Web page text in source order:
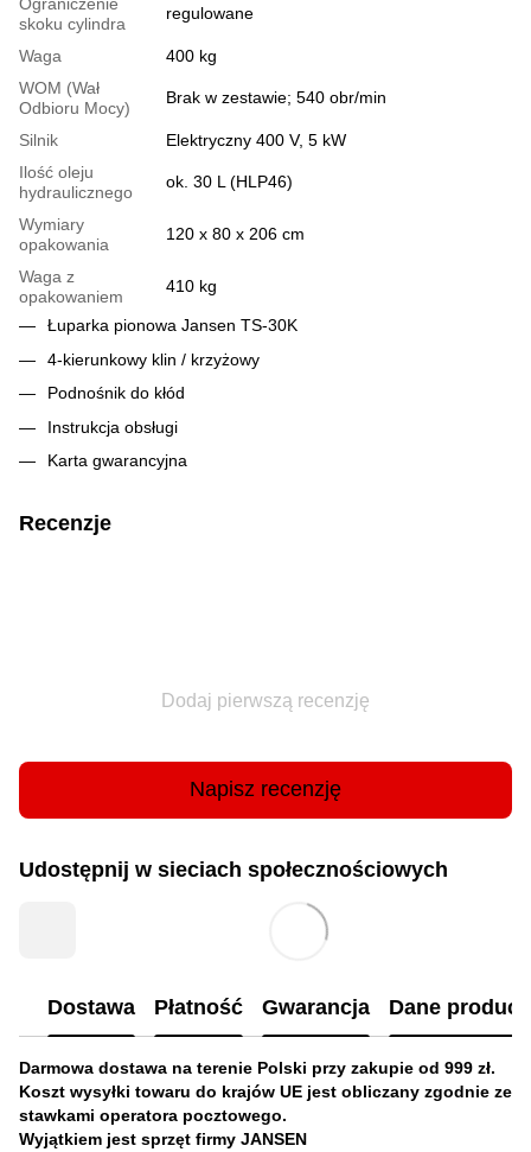
Ograniczenie
skoku cylindra
regulowane
Waga
400 kg
WOM (Wał
Odbioru Mocy)
Brak w zestawie; 540 obr/min
Silnik
Elektryczny 400 V, 5 kW
Ilość oleju
hydraulicznego
ok. 30 L (HLP46)
Wymiary
opakowania
120 x 80 x 206 cm
Waga z
opakowaniem
410 kg
Łuparka pionowa Jansen TS-30K
4-kierunkowy klin / krzyżowy
Podnośnik do kłód
Instrukcja obsługi
Karta gwarancyjna
Recenzje
Dodaj pierwszą recenzję
Napisz recenzję
Udostępnij w sieciach społecznościowych
Dostawa Płatność Gwarancja Dane
Darmowa dostawa na terenie Polski przy zakupie od 999 zł.
Koszt wysyłki towaru do krajów UE jest obliczany zgodnie ze
stawkami operatora pocztowego.
Wyjątkiem jest sprzęt firmy JANSEN